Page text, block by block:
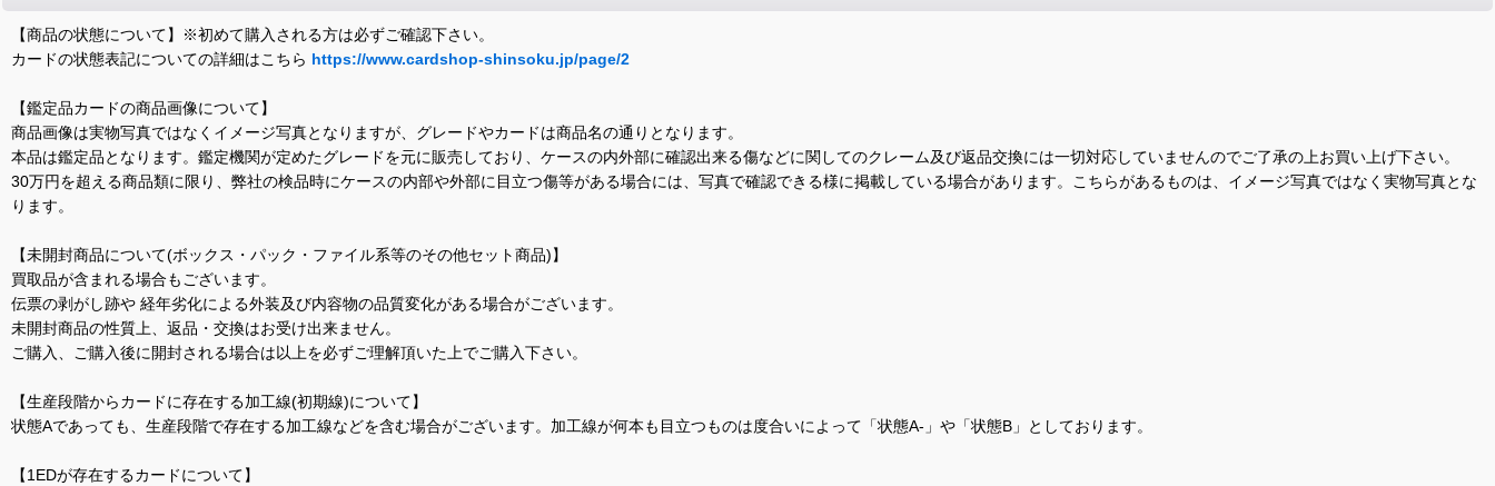
【商品の状態について】※初めて購入される方は必ずご確認下さい。
カードの状態表記についての詳細はこちら https://www.cardshop-shinsoku.jp/page/2
【鑑定品カードの商品画像について】
商品画像は実物写真ではなくイメージ写真となりますが、グレードやカードは商品名の通りとなります。
本品は鑑定品となります。鑑定機関が定めたグレードを元に販売しており、ケースの内外部に確認出来る傷などに関してのクレーム及び返品交換には一切対応していませんのでご了承の上お買い上げ下さい。
30万円を超える商品類に限り、弊社の検品時にケースの内部や外部に目立つ傷等がある場合には、写真で確認できる様に掲載している場合があります。こちらがあるものは、イメージ写真ではなく実物写真とな
ります。
【未開封商品について(ボックス・パック・ファイル系等のその他セット商品)】
買取品が含まれる場合もございます。
伝票の剥がし跡や 経年劣化による外装及び内容物の品質変化がある場合がございます。
未開封商品の性質上、返品・交換はお受け出来ません。
ご購入、ご購入後に開封される場合は以上を必ずご理解頂いた上でご購入下さい。
【生産段階からカードに存在する加工線(初期線)について】
状態Aであっても、生産段階で存在する加工線などを含む場合がございます。加工線が何本も目立つものは度合いによって「状態A-」や「状態B」としております。
【1EDが存在するカードについて】